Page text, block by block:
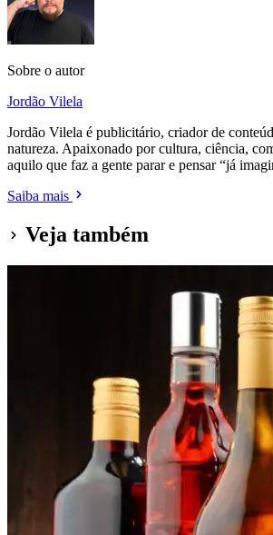
Sobre o autor
Jordão Vilela
Jordão Vilela é publicitário, criador de
natureza. Apaixonado por cultura, ciência,
aquilo que faz a gente parar e pensar “já
Saiba mais
Veja também